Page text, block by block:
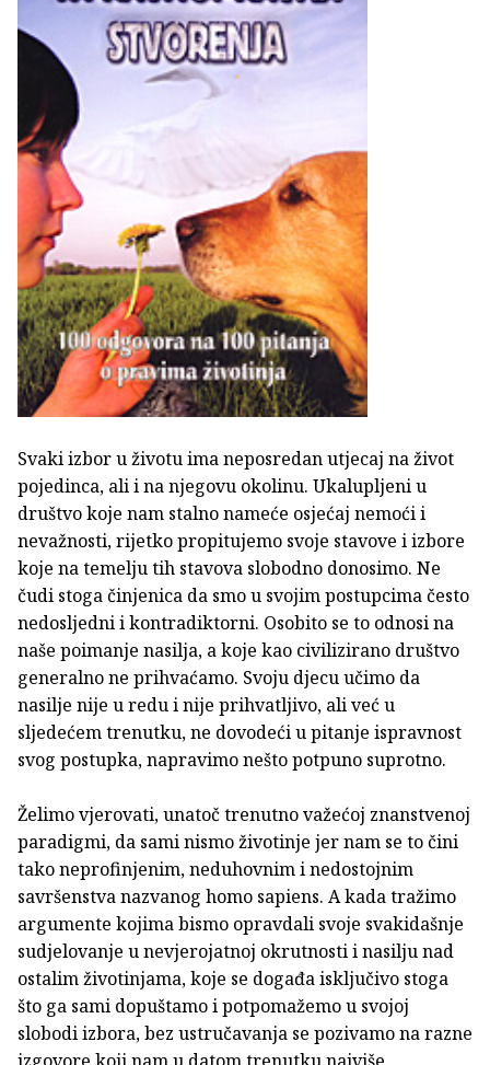
Svaki izbor u životu ima neposredan utjecaj na život
pojedinca, ali i na njegovu okolinu. Ukalupljeni u
društvo koje nam stalno nameće osjećaj nemoći i
nevažnosti, rijetko propitujemo svoje stavove i izbore
koje na temelju tih stavova slobodno donosimo. Ne
čudi stoga činjenica da smo u svojim postupcima često
nedosljedni i kontradiktorni. Osobito se to odnosi na
naše poimanje nasilja, a koje kao civilizirano društvo
generalno ne prihvaćamo. Svoju djecu učimo da
nasilje nije u redu i nije prihvatljivo, ali već u
sljedećem trenutku, ne dovodeći u pitanje ispravnost
svog postupka, napravimo nešto potpuno suprotno.
Želimo vjerovati, unatoč trenutno važećoj znanstvenoj
paradigmi, da sami nismo životinje jer nam se to čini
tako neprofinjenim, neduhovnim i nedostojnim
savršenstva nazvanog homo sapiens. A kada tražimo
argumente kojima bismo opravdali svoje svakidašnje
sudjelovanje u nevjerojatnoj okrutnosti i nasilju nad
ostalim životinjama, koje se događa isključivo stoga
što ga sami dopuštamo i potpomažemo u svojoj
slobodi izbora, bez ustručavanja se pozivamo na razne